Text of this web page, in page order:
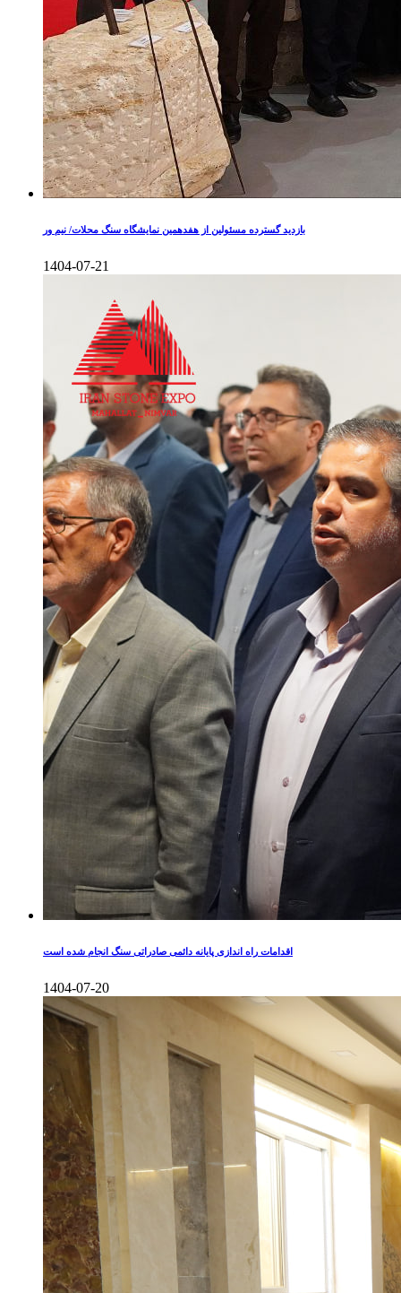
بازدید گسترده مسئولین از هفدهمین نمایشگاه سنگ محلات/ نیم ور
1404-07-21
اقدامات راه اندازی پایانه دائمی صادراتی سنگ انجام شده است
1404-07-20